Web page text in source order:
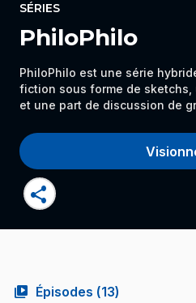
SÉRIES
PhiloPhilo
PhiloPhilo est une série
fiction sous forme de
et une part de discussion de
share
video_library Épisodes (13)